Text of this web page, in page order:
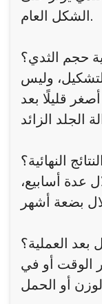
الشكل العام.
حجم الثدي؟
وليس
قليلًا بعد
النهائية؟
عدة أسابيع،
بعد العملية؟
الوقت أو في